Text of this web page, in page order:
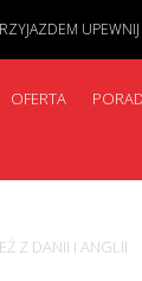
OFERTA
Z DANII I ANGLII
UPEWNIJ